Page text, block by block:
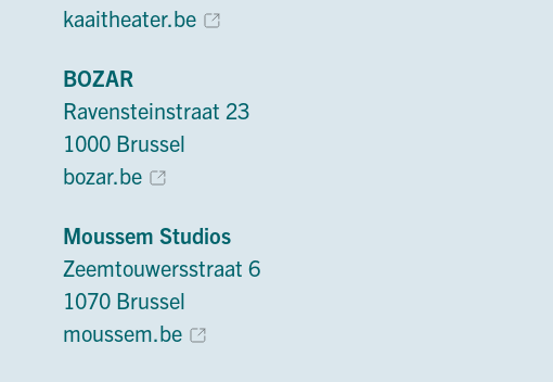
kaaitheater.be
BOZAR
Ravensteinstraat 23
1000 Brussel
bozar.be
Moussem Studios
Zeemtouwersstraat 6
1070 Brussel
moussem.be